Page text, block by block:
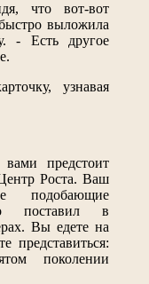
что вот-вот
выложила
- Есть другое
узнавая
предстоит
Роста. Ваш
подобающие
поставил в
Вы едете на
представиться:
поколении